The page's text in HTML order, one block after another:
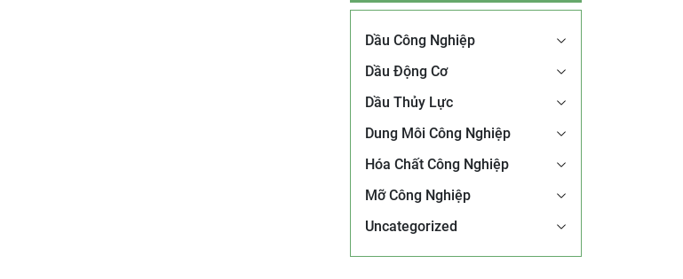
Dầu Công Nghiệp
Dầu Động Cơ
Dầu Thủy Lực
Dung Môi Công Nghiệp
Hóa Chất Công Nghiệp
Mỡ Công Nghiệp
Uncategorized